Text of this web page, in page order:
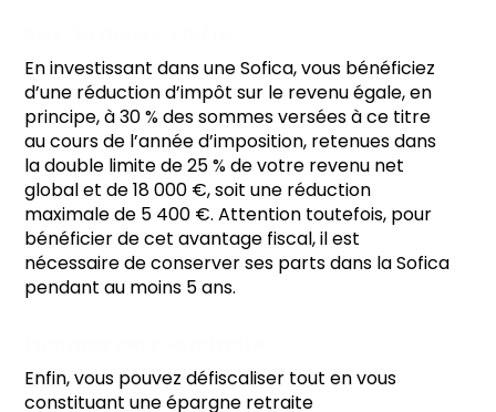
En investissant dans une Sofica, vous bénéficiez
d’une réduction d’impôt sur le revenu égale, en
principe, à 30 % des sommes versées à ce titre
au cours de l’année d’imposition, retenues dans
la double limite de 25 % de votre revenu net
global et de 18 000 €, soit une réduction
maximale de 5 400 €. Attention toutefois, pour
bénéficier de cet avantage fiscal, il est
nécessaire de conserver ses parts dans la Sofica
pendant au moins 5 ans.
Enfin, vous pouvez défiscaliser tout en vous
constituant une épargne retraite